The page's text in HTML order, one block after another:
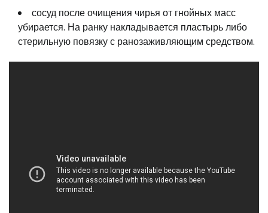
сосуд после очищения чирья от гнойных масс
убирается. На ранку накладывается пластырь либо
стерильную повязку с ранозаживляющим средством.